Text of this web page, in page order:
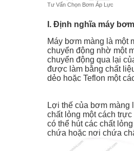
Hướng dẫn sử dụng
giờ tự động)
BƠM NƯỚC MINI
Công Tắc Phao
Điện Inox theo yêu
Rơ le máy bơm
Tư Vấn Chọn Bơm Áp Lực
I. Định nghĩa máy
Máy bơm màng là một
chuyển động nhờ một
chuyển động qua lại
được làm bằng chất
dẻo hoặc Teflon một
Lợi thế của bơm màng
chất lỏng một cách trực
có thể hút các chất
chứa hoặc nơi chứa